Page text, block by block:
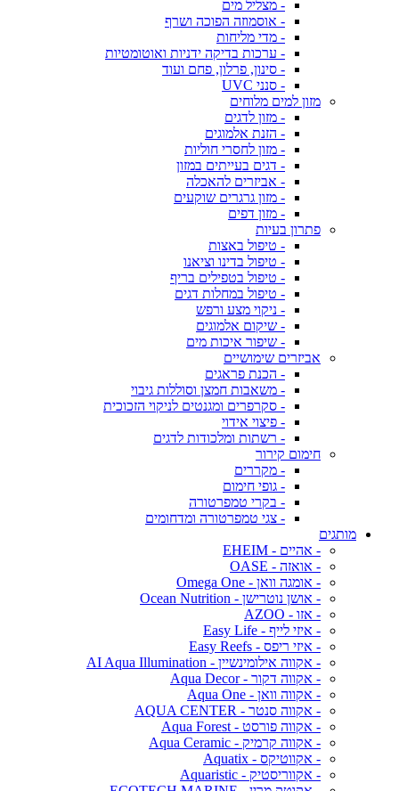
- מצליל מים
- אוסמוזה הפוכה ושרף
- מדי מליחות
- ערכות בדיקה ידניות ואוטומטיות
- סינון, פרלון, פחם ועוד
- סנני UVC
מזון למים מלוחים
- מזון לדגים
- הזנת אלמוגים
- מזון לחסרי חוליות
- דגים בעייתים במזון
- אביזרים להאכלה
- מזון גרגרים שוקעים
- מזון דפים
פתרון בעיות
- טיפול באצות
- טיפול בדינו וציאנו
- טיפול בטפילים בריף
- טיפול במחלות דגים
- ניקוי מצע ורפש
- שיקום אלמוגים
- שיפור איכות מים
אביזרים שימושיים
- הכנת פראגים
- משאבות חמצן וסוללות גיבוי
- סקרפרים ומגנטים לניקוי הזכוכית
- פיצוי אידוי
- רשתות ומלכודות לדגים
חימום קירור
- מקררים
- גופי חימום
- בקרי טמפרטורה
- צגי טמפרטורה ומדחומים
מותגים
- אהיים - EHEIM
- אואזה - OASE
- אומגה וואן - Omega One
- אושן נוטרישן - Ocean Nutrition
- אזו - AZOO
- איזי לייף - Easy Life
- איזי ריפס - Easy Reefs
- אקווה אילומינשיין - AI Aqua Illumination
- אקווה דקור - Aqua Decor
- אקווה וואן - Aqua One
- אקווה סנטר - AQUA CENTER
- אקווה פורסט - Aqua Forest
- אקווה קרמיק - Aqua Ceramic
- אקווטיקס - Aquatix
- אקווריסטיק - Aquaristic